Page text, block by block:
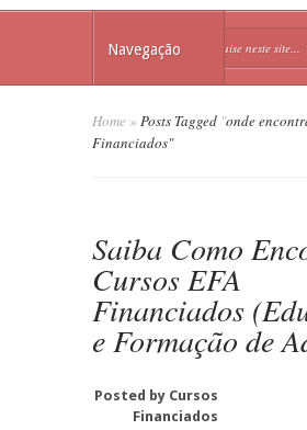
Navegação
Home » Posts Tagged "onde
Financiados"
Saiba Como
Cursos EFA
Financiados
e Formação de
Posted by Cursos
Financiados